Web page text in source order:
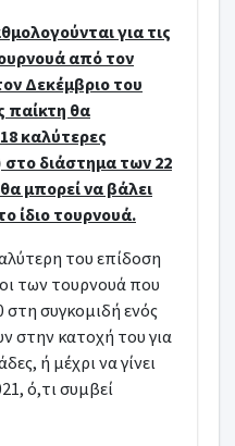
για τις
από τον
Δεκέμβριο του
παίκτη θα
καλύτερες
στο διάστημα των 22
μπορεί να βάλει
ίδιο τουρνουά.
του επίδοση
των τουρνουά που
συγκομιδή ενός
στην κατοχή του για
ή μέχρι να γίνει
ό,τι συμβεί